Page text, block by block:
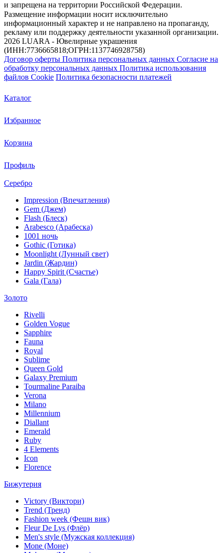
и запрещена на территории Российской Федерации.
Размещение информации носит исключительно
информационный характер и не направлено на пропаганду,
рекламу или поддержку деятельности указанной организации.
2026 LUARA - Ювелирные украшения
(ИНН:7736665818;ОГРН:1137746928758)
Договор оферты Политика персональных данных Согласие на
обработку персональных данных Политика использования
файлов Cookie Политика безопасности платежей
Каталог
Избранное
Корзина
Профиль
Серебро
Impression (Впечатления)
Gem (Джем)
Flash (Блеск)
Arabesco (Арабеска)
1001 ночь
Gothic (Готика)
Moonlight (Лунный свет)
Jardin (Жардин)
Happy Spirit (Счастье)
Gala (Гала)
Золото
Rivelli
Golden Vogue
Sapphire
Fauna
Royal
Sublime
Queen Gold
Galaxy Premium
Tourmaline Paraiba
Verona
Milano
Millennium
Diallant
Emerald
Ruby
4 Elements
Icon
Florence
Бижутерия
Victory (Виктори)
Trend (Тренд)
Fashion week (Фешн вик)
Fleur De Lys (Флёр)
Men's style (Мужская коллекция)
Mone (Моне)